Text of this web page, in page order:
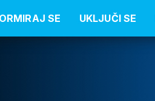
SE UKLJUČI SE